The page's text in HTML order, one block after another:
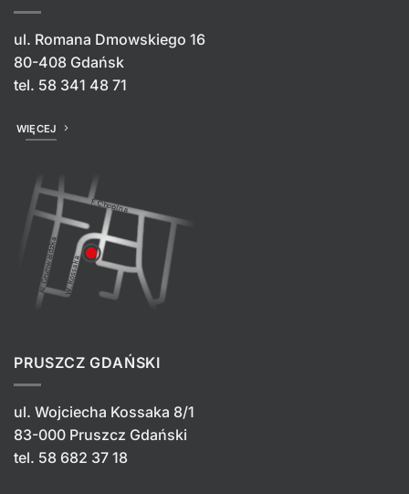
ul. Romana Dmowskiego 16
80-408 Gdańsk
tel. 58 341 48 71
WIĘCEJ
PRUSZCZ GDAŃSKI
ul. Wojciecha Kossaka 8/1
83-000 Pruszcz Gdański
tel. 58 682 37 18